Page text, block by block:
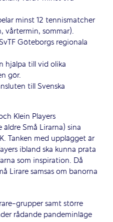
minst 12 tennismatcher
vårtermin, sommar).
Göteborgs regionala
hjälpa till vid olika
gör.
till Svenska
Klein Players
Små Lirarna) sina
Tanken med upplägget är
ibland ska kunna prata
som inspiration. Då
Lirare samsas om banorna
grupper samt större
rådande pandeminläge